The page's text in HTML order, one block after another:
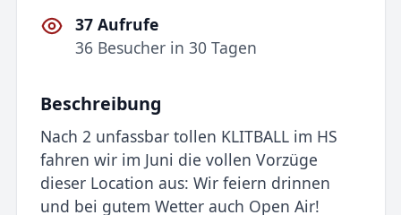
37 Aufrufe
36 Besucher in 30 Tagen
Beschreibung
Nach 2 unfassbar tollen KLITBALL im HS
fahren wir im Juni die vollen Vorzüge
dieser Location aus: Wir feiern drinnen
und bei gutem Wetter auch Open Air!